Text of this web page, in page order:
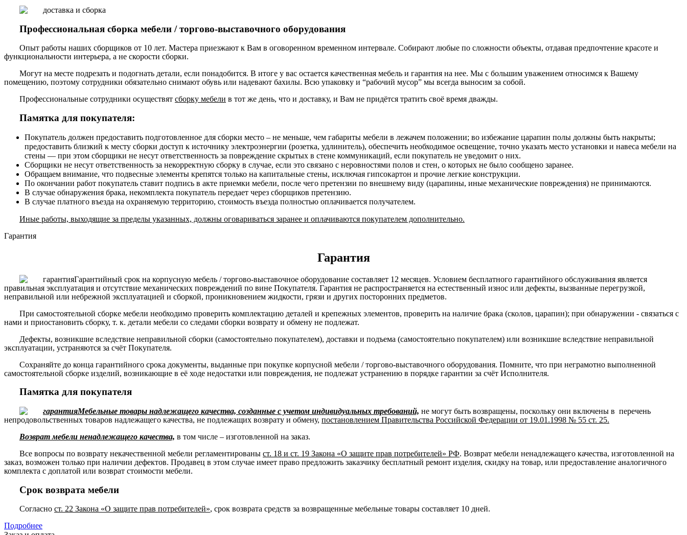
Профессиональная сборка мебели / торгово-выставочного оборудования
Опыт работы наших сборщиков от 10 лет. Мастера приезжают к Вам в оговоренном временном интервале. Собирают любые по сложности объекты, отдавая предпочтение красоте и
функциональности интерьера, а не скорости сборки.
Могут на месте подрезать и подогнать детали, если понадобится. В итоге у вас остается качественная мебель и гарантия на нее. Мы с большим уважением относимся к Вашему
помещению, поэтому сотрудники обязательно снимают обувь или надевают бахилы. Всю упаковку и “рабочий мусор” мы всегда выносим за собой.
Профессиональные сотрудники осуществят сборку мебели в тот же день, что и доставку, и Вам не придётся тратить своё время дважды.
Памятка для покупателя:
Покупатель должен предоставить подготовленное для сборки место – не меньше, чем габариты мебели в лежачем положении; во избежание царапин полы должны быть накрыты;
предоставить близкий к месту сборки доступ к источнику электроэнергии (розетка, удлинитель), обеспечить необходимое освещение, точно указать место установки и навеса мебели на
стены — при этом сборщики не несут ответственность за повреждение скрытых в стене коммуникаций, если покупатель не уведомит о них.
Сборщики не несут ответственность за некорректную сборку в случае, если это связано с неровностями полов и стен, о которых не было сообщено заранее.
Обращаем внимание, что подвесные элементы крепятся только на капитальные стены, исключая гипсокартон и прочие легкие конструкции.
По окончании работ покупатель ставит подпись в акте приемки мебели, после чего претензии по внешнему виду (царапины, иные механические повреждения) не принимаются.
В случае обнаружения брака, некомплекта покупатель передает через сборщиков претензию.
В случае платного въезда на охраняемую территорию, стоимость въезда полностью оплачивается получателем.
Иные работы, выходящие за пределы указанных, должны оговариваться заранее и оплачиваются покупателем дополнительно.
Гарантия
Гарантия
Гарантийный срок на корпусную мебель / торгово-выставочное оборудование составляет 12 месяцев. Условием бесплатного гарантийного обслуживания является
правильная эксплуатация и отсутствие механических повреждений по вине Покупателя. Гарантия не распространяется на естественный износ или дефекты, вызванные перегрузкой,
неправильной или небрежной эксплуатацией и сборкой, проникновением жидкости, грязи и других посторонних предметов.
При самостоятельной сборке мебели необходимо проверить комплектацию деталей и крепежных элементов, проверить на наличие брака (сколов, царапин); при обнаружении - связаться с
нами и приостановить сборку, т. к. детали мебели со следами сборки возврату и обмену не подлежат.
Дефекты, возникшие вследствие неправильной сборки (самостоятельно покупателем), доставки и подъема (самостоятельно покупателем) или возникшие вследствие неправильной
эксплуатации, устраняются за счёт Покупателя.
Сохраняйте до конца гарантийного срока документы, выданные при покупке корпусной мебели / торгово-выставочного оборудования. Помните, что при неграмотно выполненной
самостоятельной сборке изделий, возникающие в её ходе недостатки или повреждения, не подлежат устранению в порядке гарантии за счёт Исполнителя.
Памятка для покупателя
Мебельные товары надлежащего качества, созданные с учетом индивидуальных требований, не могут быть возвращены, поскольку они включены в перечень
непродовольственных товаров надлежащего качества, не подлежащих возврату и обмену, постановлением Правительства Российской Федерации от 19.01.1998 № 55 ст. 25.
Возврат мебели ненадлежащего качества, в том числе – изготовленной на заказ.
Все вопросы по возврату некачественной мебели регламентированы ст. 18 и ст. 19 Закона «О защите прав потребителей» РФ. Возврат мебели ненадлежащего качества, изготовленной на
заказ, возможен только при наличии дефектов. Продавец в этом случае имеет право предложить заказчику бесплатный ремонт изделия, скидку на товар, или предоставление аналогичного
комплекта с доплатой или возврат стоимости мебели.
Срок возврата мебели
Согласно ст. 22 Закона «О защите прав потребителей», срок возврата средств за возвращенные мебельные товары составляет 10 дней.
Подробнее